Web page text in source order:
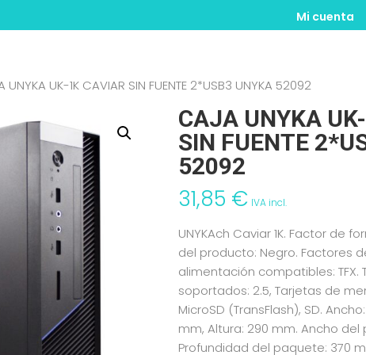
Mi cuenta
UNYKA UK-1K CAVIAR SIN FUENTE 2*USB3 UNYKA 52092
CAJA UNYKA
SIN FUENTE
52092
31,85 € IVA incl.
UNYKAch Caviar 1K. Factor de
del producto: Negro. Factores
alimentación compatibles:
soportados: 2.5, Tarjetas de
MicroSD (TransFlash), SD.
mm, Altura: 290 mm. Ancho del
Profundidad del paquete: 370